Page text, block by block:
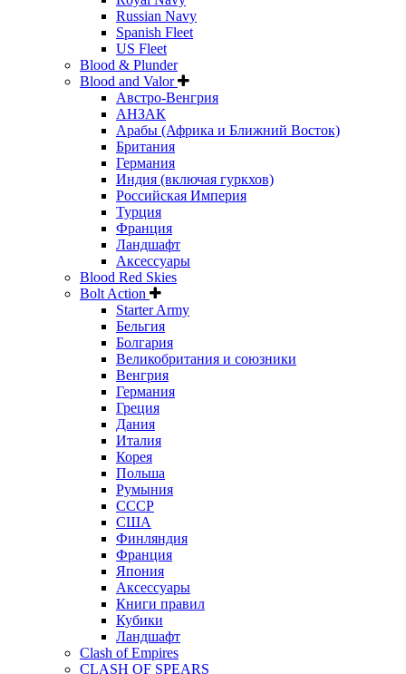
Russian Navy
Spanish Fleet
US Fleet
Blood & Plunder
Blood and Valor
Австро-Венгрия
АНЗАК
Арабы (Африка и Ближний Восток)
Британия
Германия
Индия (включая гуркхов)
Российская Империя
Турция
Франция
Ландшафт
Аксессуары
Blood Red Skies
Bolt Action
Starter Army
Бельгия
Болгария
Великобритания и союзники
Венгрия
Германия
Греция
Дания
Италия
Корея
Польша
Румыния
СССР
США
Финляндия
Франция
Япония
Аксессуары
Книги правил
Кубики
Ландшафт
Clash of Empires
CLASH OF SPEARS